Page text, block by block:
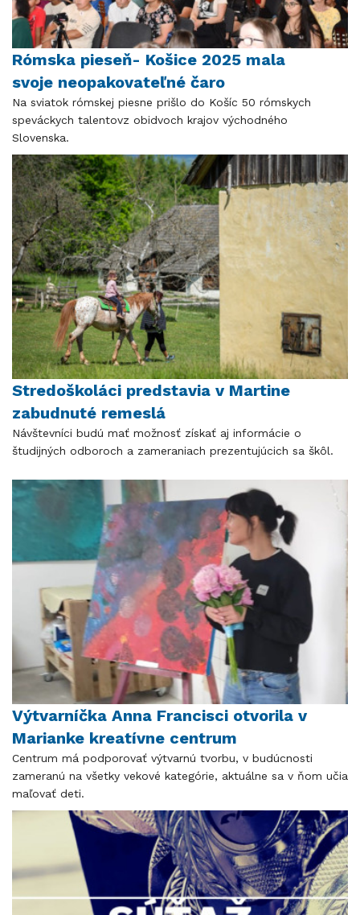
Rómska pieseň- Košice 2025 mala
svoje neopakovateľné čaro
Na sviatok rómskej piesne prišlo do Košíc 50 rómskych
speváckych talentovz obidvoch krajov východného
Slovenska.
Stredoškoláci predstavia v Martine
zabudnuté remeslá
Návštevníci budú mať možnosť získať aj informácie o
študijných odboroch a zameraniach prezentujúcich sa škôl.
Výtvarníčka Anna Francisci otvorila v
Marianke kreatívne centrum
Centrum má podporovať výtvarnú tvorbu, v budúcnosti
zameranú na všetky vekové kategórie, aktuálne sa v ňom učia
maľovať deti.